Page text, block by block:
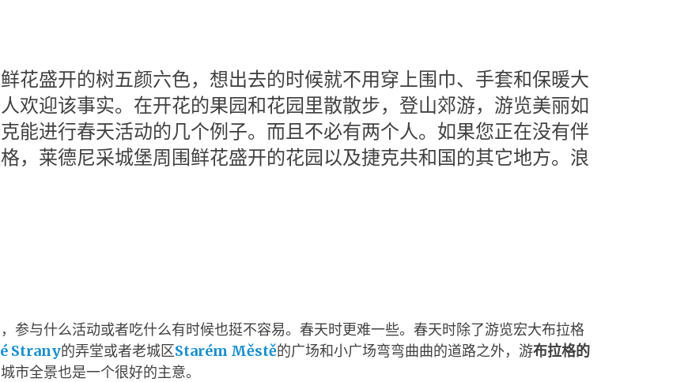
花盛开的树五颜六色，想出去的时候就不用穿上围巾、手套和保暖大
欢迎该事实。在开花的果园和花园里散散步，登山郊游，游览美丽如
能进行春天活动的几个例子。而且不必有两个人。如果您正在没有伴
，莱德尼采城堡周围鲜花盛开的花园以及捷克共和国的其它地方。浪
参与什么活动或者吃什么有时候也挺不容易。春天时更难一些。春天时除了游览宏大布拉格
Strany的弄堂或者老城区Starém Městě的广场和小广场弯弯曲曲的道路之外，游布拉格的
市全景也是一个很好的主意。